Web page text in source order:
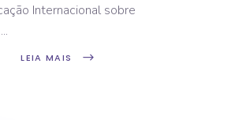
Internacional sobre
LEIA MAIS